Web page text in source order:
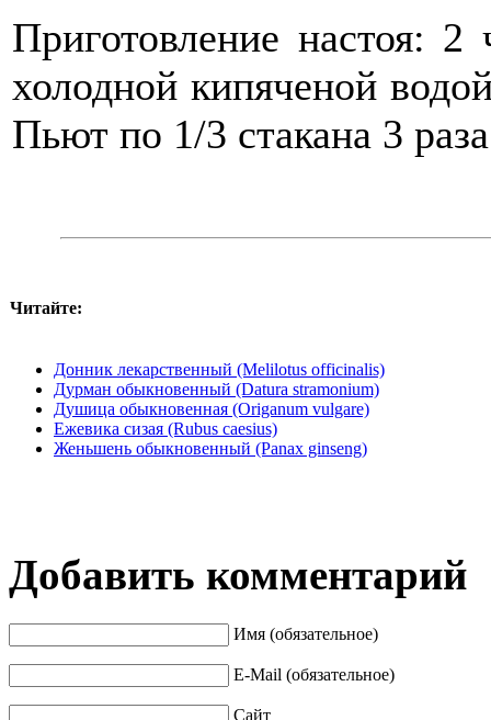
Приготовление настоя:
холодной кипяченой
Пьют по 1/3 стакана 3
Читайте:
Донник лекарственный (Melilotus officinalis)
Дурман обыкновенный (Datura stramonium)
Душица обыкновенная (Origanum vulgare)
Ежевика сизая (Rubus caesius)
Женьшень обыкновенный (Panax ginseng)
Добавить комментарий
Имя (обязательное)
E-Mail (обязательное)
Сайт